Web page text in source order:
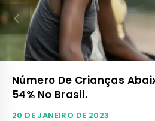
Número De Crianças
54% No Brasil.
20 DE JANEIRO DE 2023